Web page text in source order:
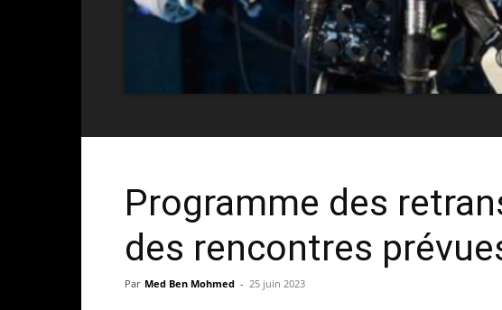
Programme des
des rencontres
Par Med Ben Mohmed - 25 juin 2023